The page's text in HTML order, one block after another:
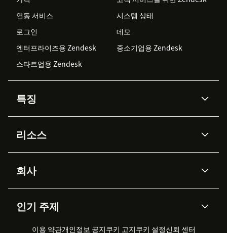
연동 서비스
시스템 상태
로그인
데모
엔터프라이즈용 Zendesk
중소기업용 Zendesk
스타트업용 Zendesk
특징
Zendesk AI
Advanced Data Privacy &
Protection
지식창고
워크포스 관리
실시간 채팅
클라이언트 포털
리소스
API & 개발자
AI 리서치
이벤트 & 웨비나
고객 사례
회사
채용 정보
지속 가능성 보고서
Zendesk Foundation
인기 주제
2026 CX 트렌드 제품 업데이트
이용 약관개인정보 공지쿠키 고지쿠키 설정신뢰 센터